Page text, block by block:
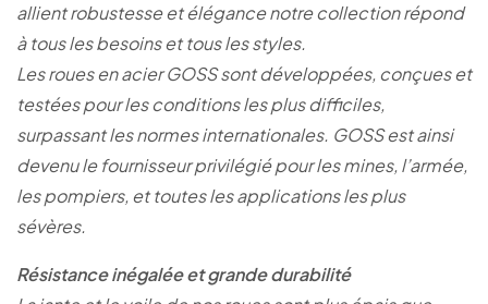
allient robustesse et élégance notre collection répond
à tous les besoins et tous les styles.
Les roues en acier GOSS sont développées, conçues et
testées pour les conditions les plus difficiles,
surpassant les normes internationales. GOSS est ainsi
devenu le fournisseur privilégié pour les mines, l’armée,
les pompiers, et toutes les applications les plus
sévères.
Résistance inégalée et grande durabilité